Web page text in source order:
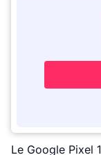
Le Google Pixel